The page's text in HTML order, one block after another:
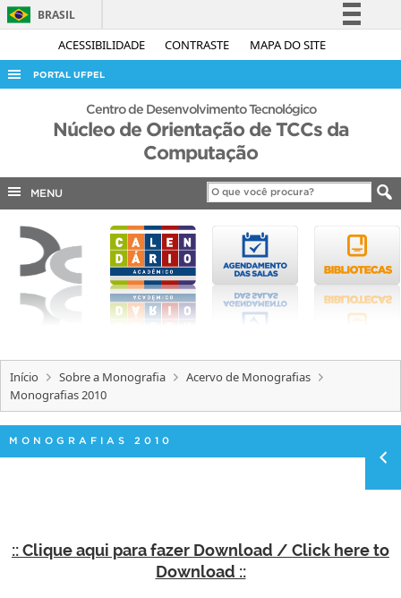
ACESSIBILIDADE CONTRASTE MAPA DO SITE
BRASIL
Simplifique!
Acesso à informação
Legislação
Canais
PORTAL UFPEL
ACESSO À INFORMAÇÃO
AUDITORIA
CONCURSOS
EDITAIS
INTERNACIONAL
OUVIDORIA
Centro de Desenvolvimento Tecnológico
Núcleo de Orientação de TCCs da
Computação
MENU
Início Sobre a Monografia
Acervo de Monografias
Monografias 2010
MONOGRAFIAS 2010
:: Clique aqui para fazer Download / Click here to
Download ::